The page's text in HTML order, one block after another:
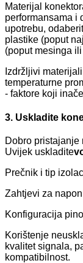
Materijal
performansama i
upotrebu,
plastike (poput
(poput mesinga
Izdržljivi
temperaturne
- faktore koji
3. Uskladite
Dobro pristajanje
Uvijek uskladite
Prečnik i tip
Zahtjevi za
Konfiguracija
Korištenje
kvalitet signala,
kompatibilnost.